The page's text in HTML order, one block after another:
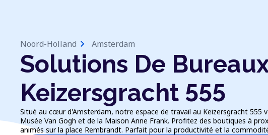
Noord-Holland chevron_right Amsterdam
Solutions De
Keizersgracht 555
Situé au cœur d'Amsterdam, notre espace de travail au Keizersgracht 555
Musée Van Gogh et de la Maison Anne Frank. Profitez des boutiques à
animés sur la place Rembrandt. Parfait pour la productivité et la